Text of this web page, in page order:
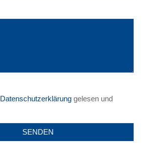
Datenschutzerklärung gelesen und
SENDEN